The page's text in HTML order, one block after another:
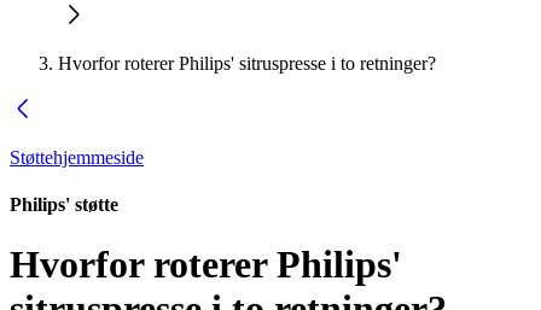
Hvorfor roterer Philips' sitruspresse i to retninger?
Støttehjemmeside
Philips' støtte
Hvorfor roterer Philips'